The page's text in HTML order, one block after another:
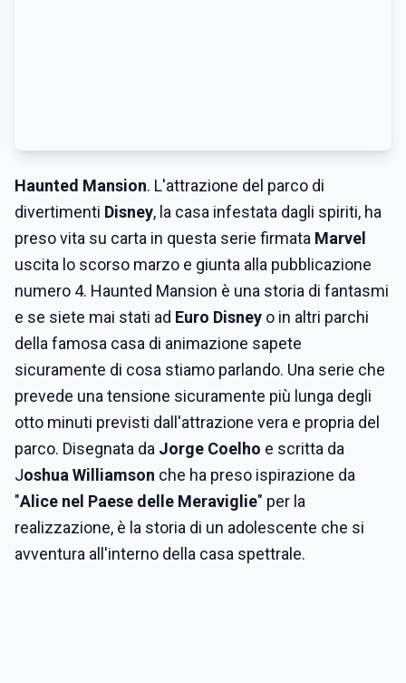
Haunted Mansion. L'attrazione del parco di
divertimenti Disney, la casa infestata dagli spiriti, ha
preso vita su carta in questa serie firmata Marvel
uscita lo scorso marzo e giunta alla pubblicazione
numero 4. Haunted Mansion è una storia di fantasmi
e se siete mai stati ad Euro Disney o in altri parchi
della famosa casa di animazione sapete
sicuramente di cosa stiamo parlando. Una serie che
prevede una tensione sicuramente più lunga degli
otto minuti previsti dall'attrazione vera e propria del
parco. Disegnata da Jorge Coelho e scritta da
Joshua Williamson che ha preso ispirazione da
"Alice nel Paese delle Meraviglie" per la
realizzazione, è la storia di un adolescente che si
avventura all'interno della casa spettrale.